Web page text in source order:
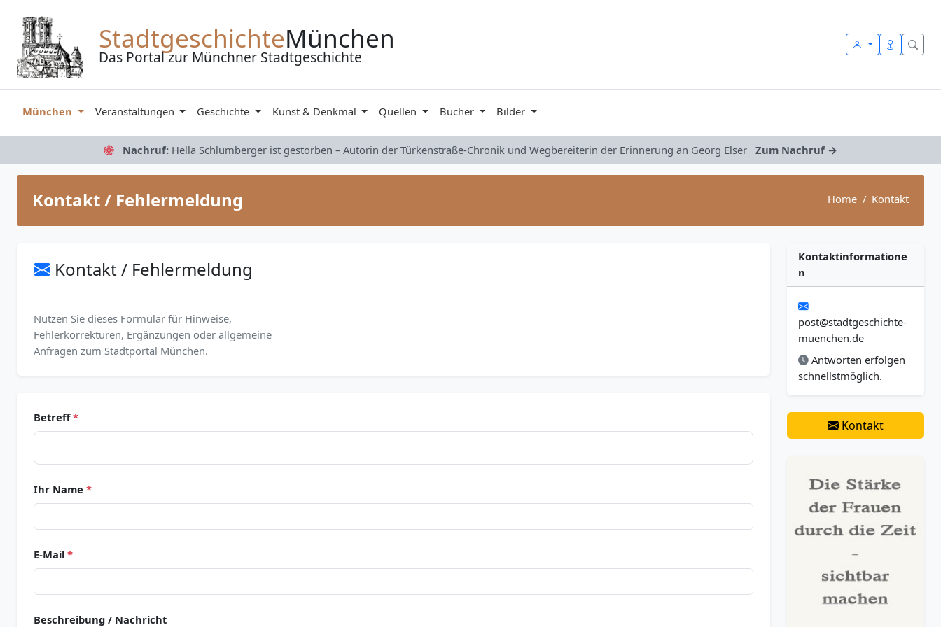
StadtgeschichteMünchen
Das Portal zur Münchner Stadtgeschichte
München Veranstaltungen Geschichte Kunst & Denkmal Quellen Bücher Bilder
Nachruf: Hella Schlumberger ist gestorben – Autorin der Türkenstraße-Chronik und Wegbereiterin der Erinnerung an Georg Elser Zum Nachruf →
Kontakt / Fehlermeldung Home Kontakt
Kontakt / Fehlermeldung
Nutzen Sie dieses Formular für Hinweise,
Fehlerkorrekturen, Ergänzungen oder allgemeine
Anfragen zum Stadtportal München.
Betreff*
Ihr Name *
E-Mail *
Beschreibung / Nachricht
Kontaktinformatione
n
post@stadtgeschichte-
muenchen.de
Antworten erfolgen
schnellstmöglich.
Kontakt